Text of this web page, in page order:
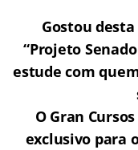
Gostou
“Projeto
estude com
O Gran
exclusivo para